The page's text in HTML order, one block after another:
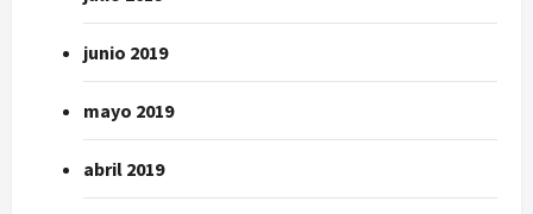
junio 2019
mayo 2019
abril 2019